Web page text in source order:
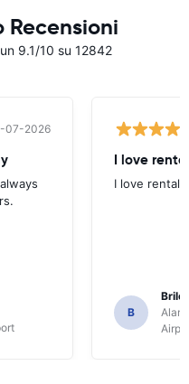
Recensioni
9.1/10 su 12842
07-2026
I love
I love rental
B